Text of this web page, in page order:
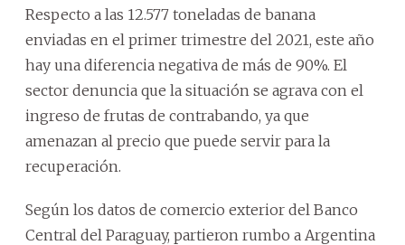
Respecto a las 12.577 toneladas de banana
enviadas en el primer trimestre del 2021, este año
hay una diferencia negativa de más de 90%. El
sector denuncia que la situación se agrava con el
ingreso de frutas de contrabando, ya que
amenazan al precio que puede servir para la
recuperación.
Según los datos de comercio exterior del Banco
Central del Paraguay, partieron rumbo a Argentina